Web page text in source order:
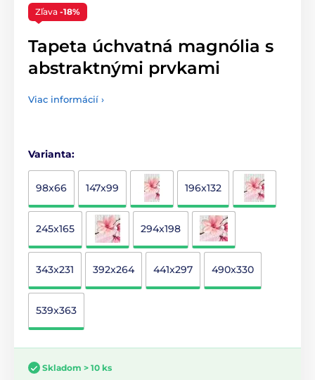
Zľava -18%
Tapeta úchvatná magnólia s
abstraktnými prvkami
Viac informácií ›
Varianta:
98x66 147x99 196x132
245x165 294x198
343x231 392x264 441x297 490x330
539x363
Skladom > 10 ks